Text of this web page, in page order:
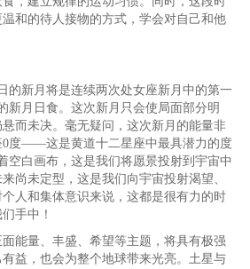
和的待人接物的方式，学会对自己和他
的新月将是连续两次处女座新月中的第一
新月日食。这次新月只会使局面部分明
而未决。毫无疑问，这次新月的能量非
0度——这是黄道十二星座中最具潜力的度
空白画布，这是我们将愿景投射到宇宙中
尚未定型，这是我们向宇宙投射渴望、
人和集体意识来说，这都是很有力的时
手中！
能量、丰盛、希望等主题，将具有极强
益，也会为整个地球带来光亮。土星与